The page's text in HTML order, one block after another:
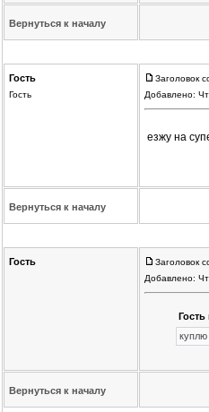
Вернуться к началу
Гость
Гость
Заголовок
Добавлено:
езжу на
Вернуться к началу
Гость
Заголовок
Добавлено:
куплю
Вернуться к началу